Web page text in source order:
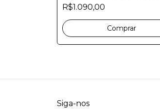
R$1.090,00
Comprar
Siga-nos